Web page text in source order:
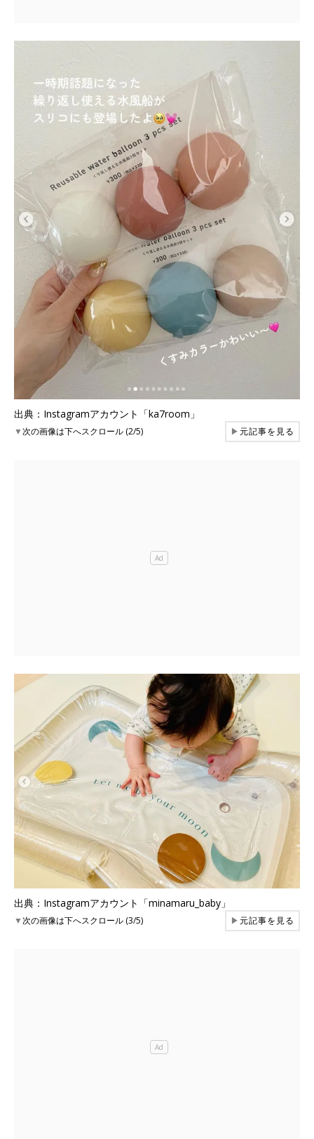
出典：Instagramアカウント「ka7room」
▼次の画像は下へスクロール (2/5) ▶元記事を見る
出典：Instagramアカウント「minamaru_baby」
▼次の画像は下へスクロール (3/5) ▶元記事を見る